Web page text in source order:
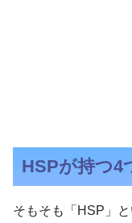
HSPが持つ4
そもそも「HSP」